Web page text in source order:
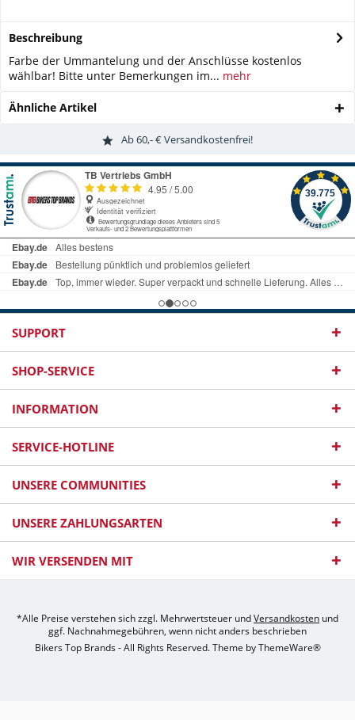
Beschreibung
Farbe der Ummantelung und der Anschlüsse kostenlos
wählbar! Bitte unter Bemerkungen im... mehr
Ähnliche Artikel
Ab 60,- € Versandkostenfrei!
SUPPORT
SHOP-SERVICE
INFORMATION
SERVICE-HOTLINE
UNSERE COMMUNITIES
UNSERE ZAHLUNGSARTEN
WIR VERSENDEN MIT
*Alle Preise verstehen sich zzgl. Mehrwertsteuer undVersandkosten und
ggf. Nachnahmegebühren, wenn nicht anders beschrieben
Bikers Top Brands - All Rights Reserved. Theme byThemeWare®